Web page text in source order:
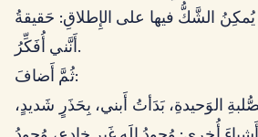
يُمكِنُ الشَّكُّ فيها على الإِطلاقِ: حَقيقةُ
أَنَّني أُفَكِّرُ.
ثُمَّ أَضافَ:
الوَحيدةِ، بَدَأتُ أَبني، بِحَذَرٍ شَديدٍ،